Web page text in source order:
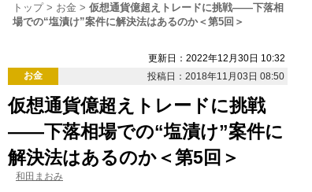
トップ お金
仮想通貨億超えトレードに挑戦――下落相
場での“塩漬け”案件に解決法はあるのか＜第5回＞
更新日：2022年12月30日 10:32
お金
投稿日：2018年11月03日 08:50
仮想通貨億超えトレードに挑戦
――下落相場での“塩漬け”案件に
解決法はあるのか＜第5回＞
和田まおみ